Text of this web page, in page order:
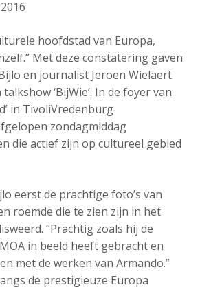
hoofdstad van Europa,
Met deze constatering gaven
en journalist Jeroen Wielaert
‘BijWie’. In de foyer van
in TivoliVredenburg
zondagmiddag
die actief zijn op cultureel gebied
eerst de prachtige foto’s van
roemde die te zien zijn in het
“Prachtig zoals hij de
in beeld heeft gebracht en
met de werken van Armando.”
de prestigieuze Europa